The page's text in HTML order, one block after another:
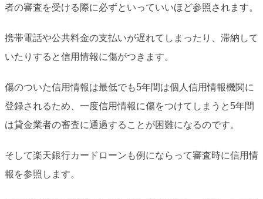
者の審査を受ける際に必ずといっていいほど参照されます。
携帯電話や公共料金の支払いが遅れてしまったり、滞納して
いたりすると信用情報に傷がつきます。
傷のついた信用情報は最低でも5年間は個人信用情報機関に
登録されるため、一度信用情報に傷をつけてしまうと5年間
は貸金業者の審査に通過することが困難になるのです。
そして楽天銀行カードローンも例にならって審査時に信用情
報を参照します。